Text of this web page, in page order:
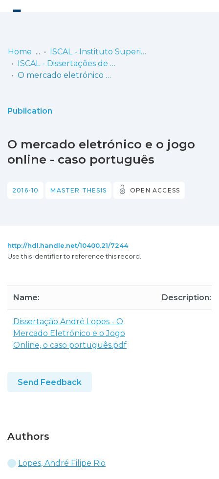
Communities
Statistics
Home
ISCAL - Instituto Superior de Contabilidade e Administração de Lisboa
ISCAL - Dissertações de Mestrado
O mercado eletrónico e o jogo online - caso português
Publication
O mercado eletrónico e o jogo
online - caso português
2016-10 MASTER THESIS OPEN ACCESS
http://hdl.handle.net/10400.21/7244
Use this identifier to reference this record.
Name: Description:
Dissertação André Lopes - O
Mercado Eletrónico e o Jogo
Online, o caso português.pdf
Send Feedback
Authors
Lopes, André Filipe Rio